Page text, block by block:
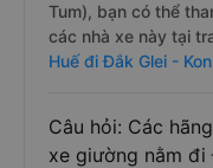
Tum), bạn có thể
các nhà xe này tại
Huế đi Đắk Glei -
Câu hỏi: Các
xe giường nằm đi